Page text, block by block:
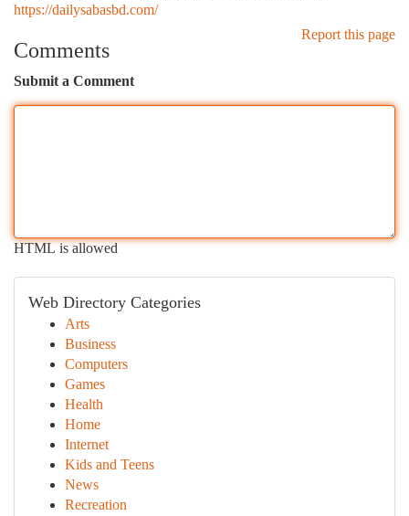
https://dailysabasbd.com/
Report this page
Comments
Submit a Comment
HTML is allowed
Web Directory Categories
Arts
Business
Computers
Games
Health
Home
Internet
Kids and Teens
News
Recreation